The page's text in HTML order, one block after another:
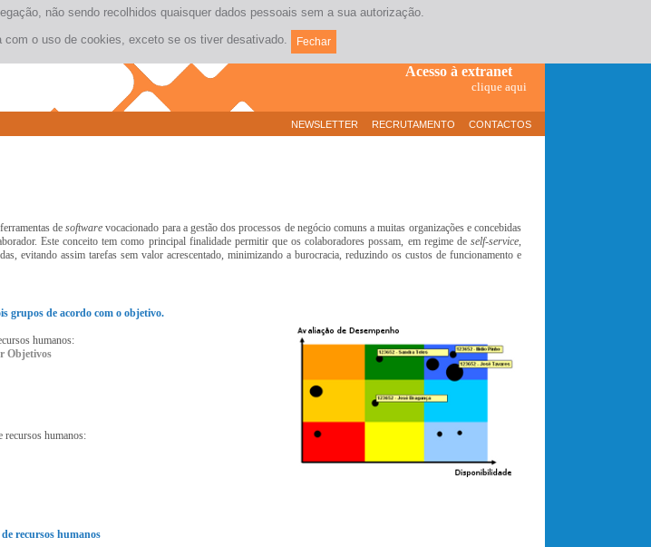
(+351) 21 381 17 10
Contacte-nos
não sendo recolhidos quaisquer dados pessoais sem a sua autorização.
o uso de cookies, exceto se os tiver desativado.
Fechar
Acesso à extranet
clique aqui
NEWSLETTER RECRUTAMENTO CONTACTOS
desoftware vocacionado para a gestão dos processos de negócio comuns a muitas organizações e concebidas
Este conceito tem como principal finalidade permitir que os colaboradores possam, em regime de self-service,
evitando assim tarefas sem valor acrescentado, minimizando a burocracia, reduzindo os custos de funcionamento e
grupos de acordo com o objetivo.
humanos:
Objetivos
recursos humanos:
recursos humanos